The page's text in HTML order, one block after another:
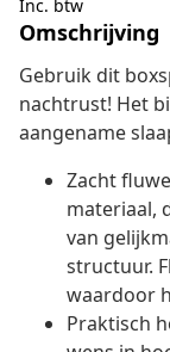
Inc. btw
Omschrijving
Gebruik dit
nachtrust! Het
aangename
Zacht
materiaal,
van
structuur.
waardoor
Praktisch